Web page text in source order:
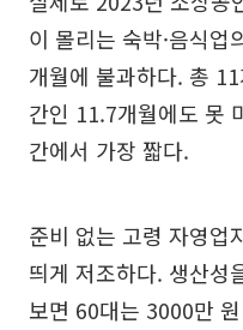
이 몰리는 숙박·음식
개월에 불과하다. 총
간인 11.7개월에도 못
간에서 가장 짧다.
준비 없는 고령 자영업
띄게 저조하다. 생산성
보면 60대는 3000만